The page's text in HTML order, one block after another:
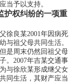
当予以支持。
护权纠纷的一项重
良某2001年因病死
与祖父母共同生活。
是周末仍然回祖父母
。2007年吉某交通事
与徐欣某形成继父女
同生活，其财产应当